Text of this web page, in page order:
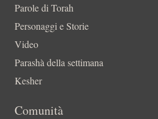
Parole di Torah
Personaggi e Storie
Video
Parashà della settimana
Kesher
Comunità